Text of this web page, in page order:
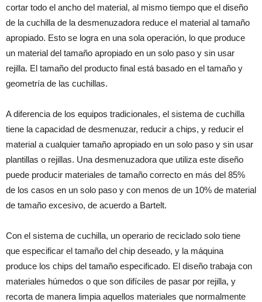
cortar todo el ancho del material, al mismo tiempo que el diseño
de la cuchilla de la desmenuzadora reduce el material al tamaño
apropiado. Esto se logra en una sola operación, lo que produce
un material del tamaño apropiado en un solo paso y sin usar
rejilla. El tamaño del producto final está basado en el tamaño y
geometría de las cuchillas.
A diferencia de los equipos tradicionales, el sistema de cuchilla
tiene la capacidad de desmenuzar, reducir a chips, y reducir el
material a cualquier tamaño apropiado en un solo paso y sin usar
plantillas o rejillas. Una desmenuzadora que utiliza este diseño
puede producir materiales de tamaño correcto en más del 85%
de los casos en un solo paso y con menos de un 10% de material
de tamaño excesivo, de acuerdo a Bartelt.
Con el sistema de cuchilla, un operario de reciclado solo tiene
que especificar el tamaño del chip deseado, y la máquina
produce los chips del tamaño especificado. El diseño trabaja con
materiales húmedos o que son difíciles de pasar por rejilla, y
recorta de manera limpia aquellos materiales que normalmente